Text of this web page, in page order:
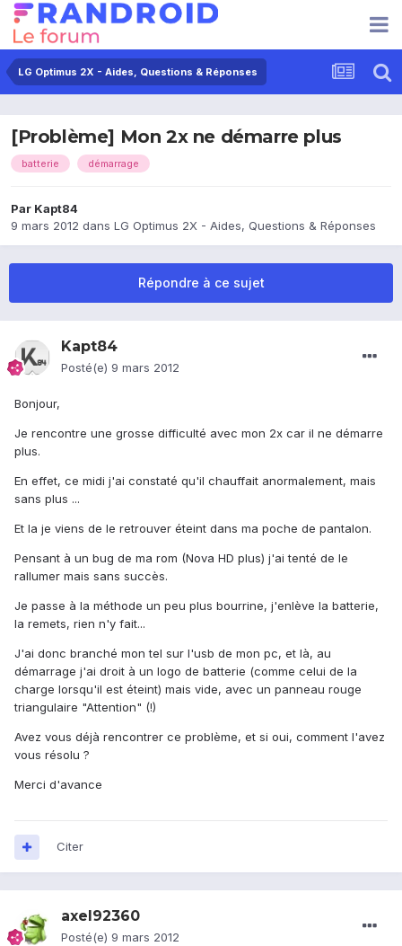
LG Optimus 2X - Aides, Questions & Réponses
[Problème] Mon 2x ne démarre plus
batterie démarrage
Par Kapt84
9 mars 2012 dans LG Optimus 2X - Aides, Questions & Réponses
Répondre à ce sujet
Kapt84
Posté(e) 9 mars 2012
Bonjour,
Je rencontre une grosse difficulté avec mon 2x car il ne démarre
plus.
En effet, ce midi j'ai constaté qu'il chauffait anormalement, mais
sans plus ...
Et la je viens de le retrouver éteint dans ma poche de pantalon.
Pensant à un bug de ma rom (Nova HD plus) j'ai tenté de le
rallumer mais sans succès.
Je passe à la méthode un peu plus bourrine, j'enlève la batterie,
la remets, rien n'y fait...
J'ai donc branché mon tel sur l'usb de mon pc, et là, au
démarrage j'ai droit à un logo de batterie (comme celui de la
charge lorsqu'il est éteint) mais vide, avec un panneau rouge
triangulaire "Attention" (!)
Avez vous déjà rencontrer ce problème, et si oui, comment l'avez
vous résolu ?
Merci d'avance
Citer
axel92360
Posté(e) 9 mars 2012